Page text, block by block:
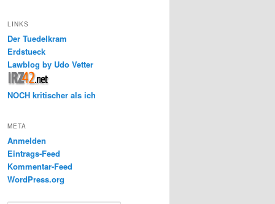
LINKS
Der Tuedelkram
Erdstueck
Lawblog by Udo Vetter
NOCH kritischer als ich
META
Anmelden
Eintrags-Feed
Kommentar-Feed
WordPress.org